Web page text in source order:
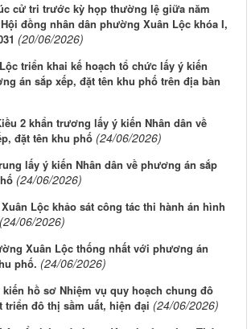
cử tri trước kỳ họp thường lệ giữa năm
đồng nhân dân phường Xuân Lộc khóa I,
(20/06/2026)
triển khai kế hoạch tổ chức lấy ý kiến
án sắp xếp, đặt tên khu phố trên địa bàn
2 khẩn trương lấy ý kiến Nhân dân về
đặt tên khu phố (24/06/2026)
lấy ý kiến Nhân dân về phương án sắp
(24/06/2026)
Lộc khảo sát công tác thi hành án hình
(24/06/2026)
Xuân Lộc thống nhất với phương án
phố. (24/06/2026)
hồ sơ Nhiệm vụ quy hoạch chung đô
đô thị sầm uất, hiện đại (24/06/2026)